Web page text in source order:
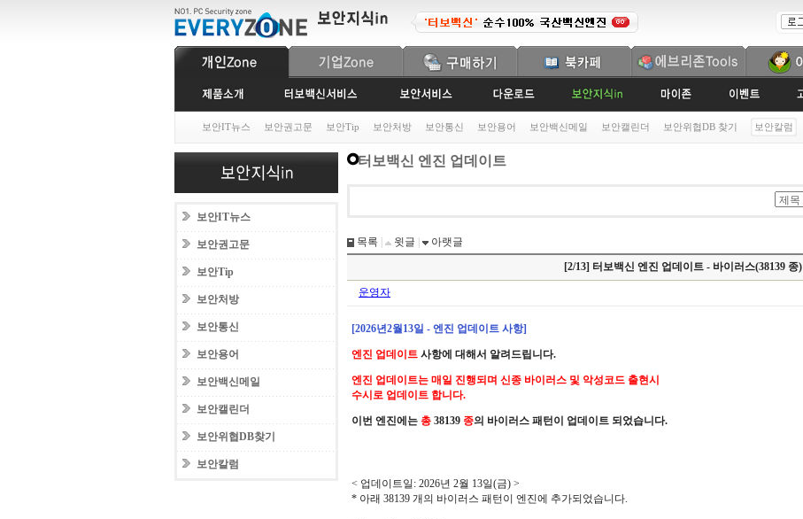
보안IT뉴스 보안권고문 보안Tip 보안처방 보안통신 보안용어 보안백신메일 보안캘린더 보안위협DB 찾기 보안칼럼
보안IT뉴스
보안권고문
보안Tip
보안처방
보안통신
보안용어
보안백신메일
보안캘린더
보안위협DB찾기
보안칼럼
터보백신 엔진 업데이트
목록 윗글
아랫글
[2/13] 터보백신 엔진 업데이트 - 바이러스(38139 종)
운영자
[2026년2월13일 - 엔진 업데이트 사항]
엔진 업데이트 사항에 대해서 알려드립니다.
엔진 업데이트는 매일 진행되며 신종 바이러스 및 악성코드 출현시
수시로 업데이트 합니다.
이번 엔진에는 총 38139 종의 바이러스 패턴이 업데이트 되었습니다.
< 업데이트일: 2026년 2월 13일(금) >
* 아래 38139 개의 바이러스 패턴이 엔진에 추가되었습니다.